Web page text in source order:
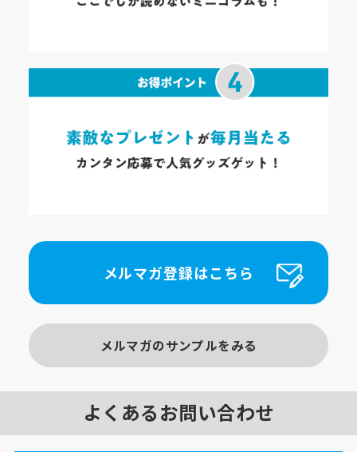
メルマガ登録はこちら
メルマガのサンプルをみる
よくあるお問い合わせ